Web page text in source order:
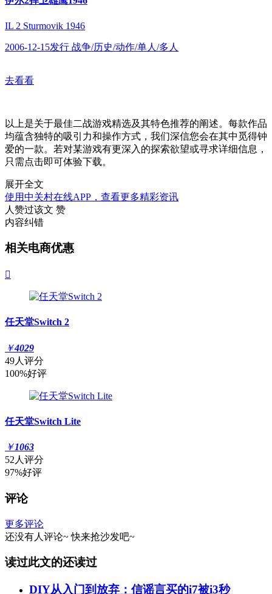
IL 2 Sturmovik 1946
2006-12-15发行 战争/历史/动作/单人/多人
去看看
以上是关于最佳二战游戏精选及其特色推荐的阐述。每款作品
均蕴含独特的吸引力和操作方式，我们深信您会在其中觅得钟
爱的一款。若对某游戏有更深入的探索欲望或寻求详细信息，
只需点击即可体验下载。
展开全文
使用中关村在线APP，查看更多精彩资讯
人赞过该文 赞
内容纠错
相关电商优惠

任天堂Switch 2
￥4029
49人评分
100%好评
任天堂Switch Lite
￥1063
52人评分
97%好评
评论
更多评论
还没有人评论~ 快来抢沙发吧~
读过此文的还读过
DIY从入门到放弃：信谣言买的i7被i3秒